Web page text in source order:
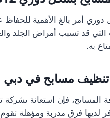
أمر بالغ الأهمية للحفاظ
قد تسبب أمراض الجلد
به.
تنظيف مسابح في دبي
المسابح، فإن استعانة
لديها فرق مدربة ومؤهلة